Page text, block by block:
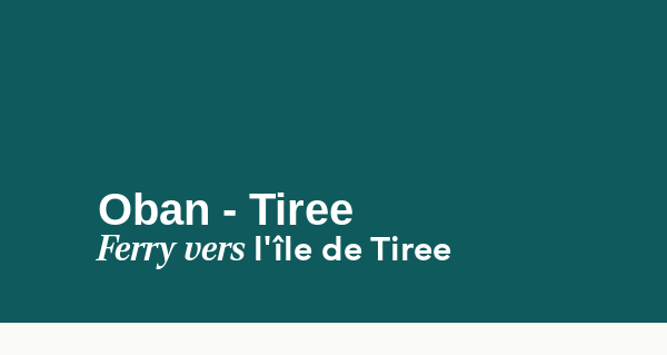
Oban - Tiree
Ferry vers l'île de Tiree